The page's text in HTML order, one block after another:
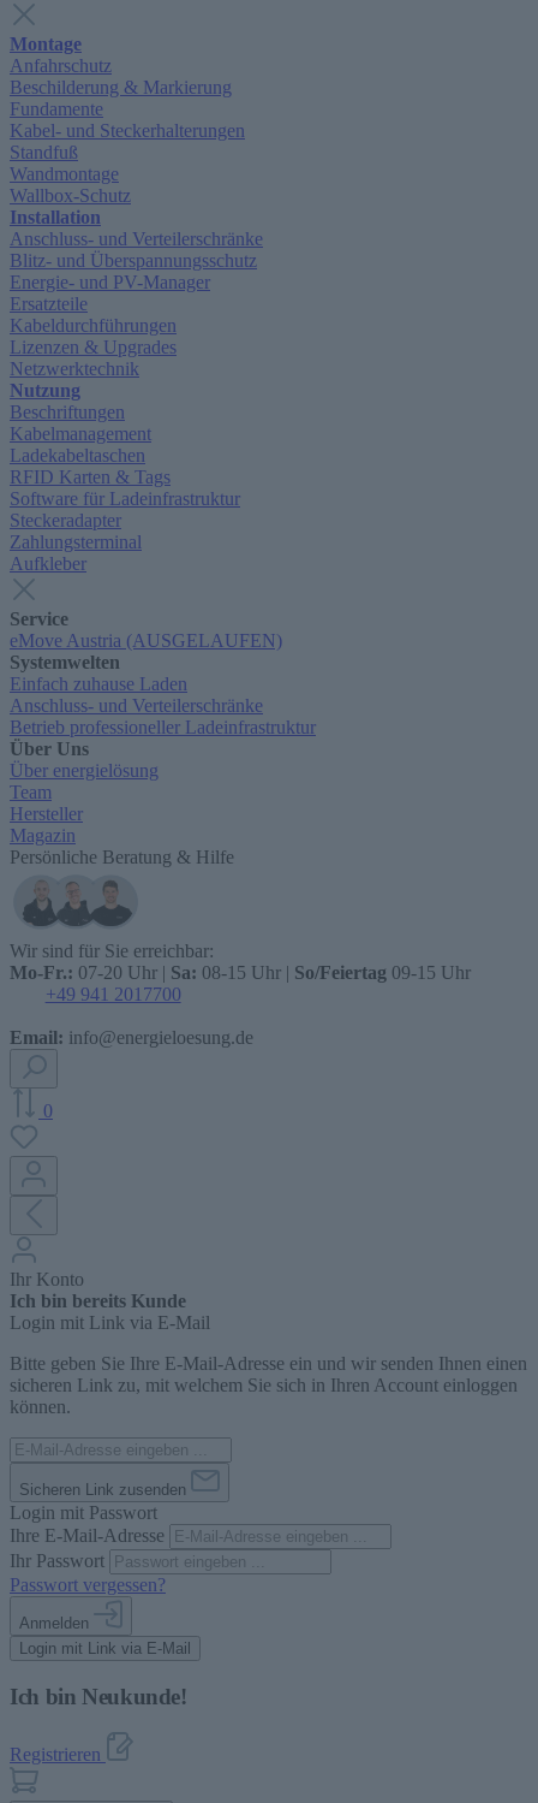
Montage
Anfahrschutz
Beschilderung & Markierung
Fundamente
Kabel- und Steckerhalterungen
Standfuß
Wandmontage
Wallbox-Schutz
Installation
Anschluss- und Verteilerschränke
Blitz- und Überspannungsschutz
Energie- und PV-Manager
Ersatzteile
Kabeldurchführungen
Lizenzen & Upgrades
Netzwerktechnik
Nutzung
Beschriftungen
Kabelmanagement
Ladekabeltaschen
RFID Karten & Tags
Software für Ladeinfrastruktur
Steckeradapter
Zahlungsterminal
Aufkleber
Service
eMove Austria (AUSGELAUFEN)
Systemwelten
Einfach zuhause Laden
Anschluss- und Verteilerschränke
Betrieb professioneller Ladeinfrastruktur
Über Uns
Über energielösung
Team
Hersteller
Magazin
Persönliche Beratung & Hilfe
Wir sind für Sie erreichbar:
Mo-Fr.: 07-20 Uhr | Sa: 08-15 Uhr | So/Feiertag 09-15 Uhr
+49 941 2017700
Email: info@energieloesung.de
0
Ihr Konto
Ich bin bereits Kunde
Login mit Link via E-Mail
Bitte geben Sie Ihre E-Mail-Adresse ein und wir senden Ihnen einen
sicheren Link zu, mit welchem Sie sich in Ihren Account einloggen
können.
Sicheren Link zusenden
Login mit Passwort
Ihre E-Mail-Adresse
Ihr Passwort
Passwort vergessen?
Anmelden
Login mit Link via E-Mail
Ich bin Neukunde!
Registrieren